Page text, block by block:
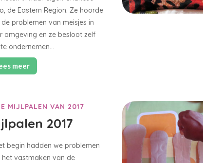
de Eastern Region. Ze hoorde
problemen van meisjes in
omgeving en ze besloot zelf
ondernemen…
meer
MIJLPALEN VAN 2017
2017
begin hadden we problemen
het vastmaken van de